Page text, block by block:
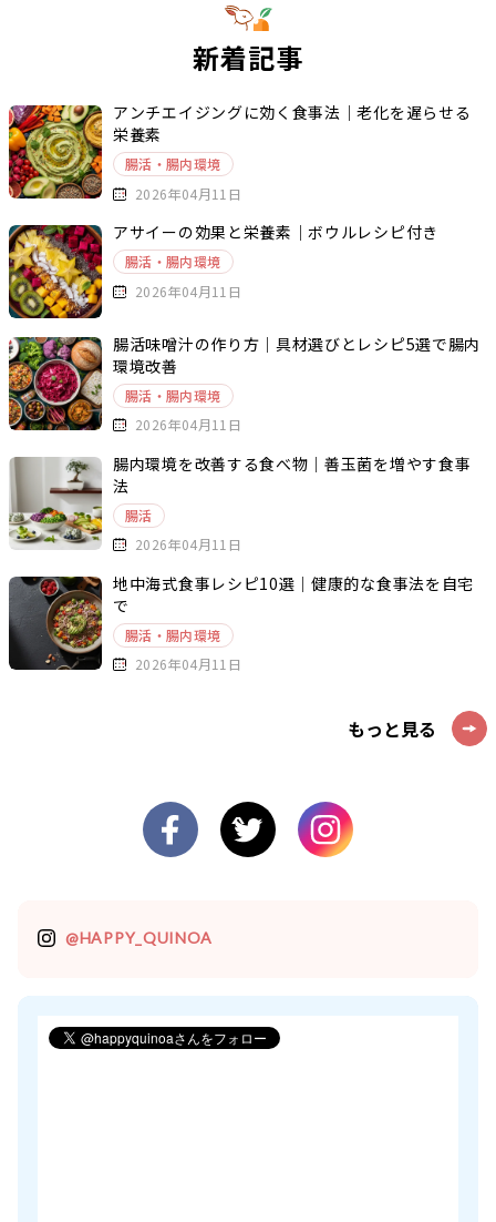
新着記事
アンチエイジングに効く食事法｜老化を遅らせる
栄養素
腸活・腸内環境
2026年04月11日
アサイーの効果と栄養素｜ボウルレシピ付き
腸活・腸内環境
2026年04月11日
腸活味噌汁の作り方｜具材選びとレシピ5選で腸内
環境改善
腸活・腸内環境
2026年04月11日
腸内環境を改善する食べ物｜善玉菌を増やす食事
法
腸活
2026年04月11日
地中海式食事レシピ10選｜健康的な食事法を自宅
で
腸活・腸内環境
2026年04月11日
もっと見る
@HAPPY_QUINOA